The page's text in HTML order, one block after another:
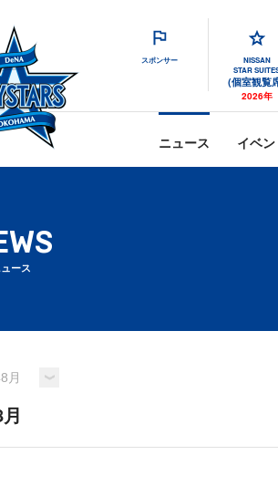
スポンサー
NISSAN
STAR
(個室観覧
2026年
ニュース イベ
ース